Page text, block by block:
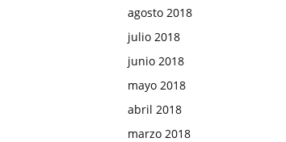
agosto 2018
julio 2018
junio 2018
mayo 2018
abril 2018
marzo 2018